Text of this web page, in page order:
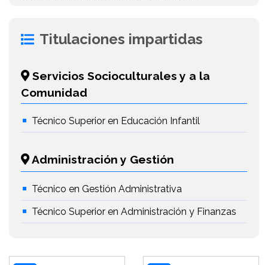
Titulaciones impartidas
Servicios Socioculturales y a la
Comunidad
Técnico Superior en Educación Infantil
Administración y Gestión
Técnico en Gestión Administrativa
Técnico Superior en Administración y Finanzas